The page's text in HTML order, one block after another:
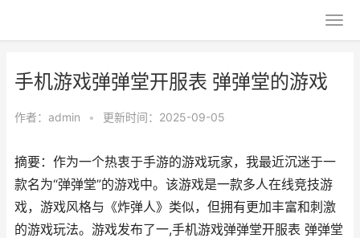
手机游戏弹弹堂开服表 弹弹堂的游戏
作者： admin • 更新时间：2025-09-05
摘要：作为一个热衷于手游的游戏玩家，我最近沉迷于一
款名为“弹弹堂”的游戏中。该游戏是一款多人在线竞技游
戏，游戏风格与《炸弹人》类似，但拥有更加丰富和刺激
的游戏玩法。游戏发布了一,手机游戏弹弹堂开服表 弹弹堂